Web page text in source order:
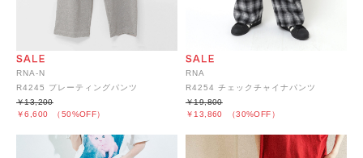
RNA-N
R4245 プレーティングパンツ
￥6,600 （50%OFF）
￥13,200
RNA
R4254 チェックチャイナパンツ
￥13,860 （30%OFF）
￥19,800